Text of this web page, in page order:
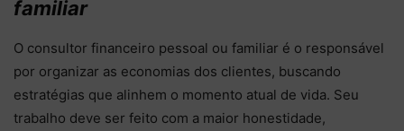
familiar
O consultor financeiro pessoal ou familiar é o responsável
por organizar as economias dos clientes, buscando
estratégias que alinhem o momento atual de vida. Seu
trabalho deve ser feito com a maior honestidade,